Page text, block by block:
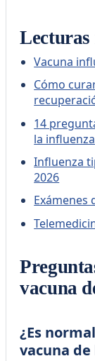
Lecturas
Vacuna
Cómo
14
la influenza
Influenza
2026
Exámenes
vacuna
¿Es
vacuna